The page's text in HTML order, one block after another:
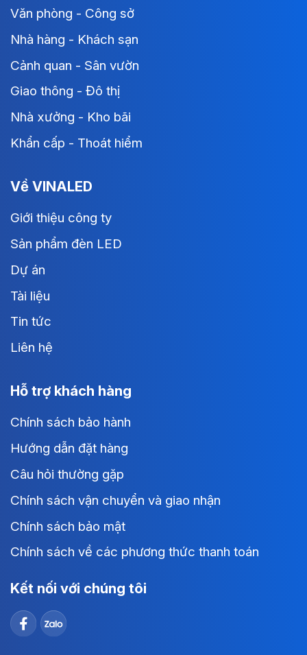
Văn phòng - Công sở
Nhà hàng - Khách sạn
Cảnh quan - Sân vườn
Giao thông - Đô thị
Nhà xưởng - Kho bãi
Khẩn cấp - Thoát hiểm
Về VINALED
Giới thiệu công ty
Sản phẩm đèn LED
Dự án
Tài liệu
Tin tức
Liên hệ
Hỗ trợ khách hàng
Chính sách bảo hành
Hướng dẫn đặt hàng
Câu hỏi thường gặp
Chính sách vận chuyển và giao nhận
Chính sách bảo mật
Chính sách về các phương thức thanh toán
Kết nối với chúng tôi